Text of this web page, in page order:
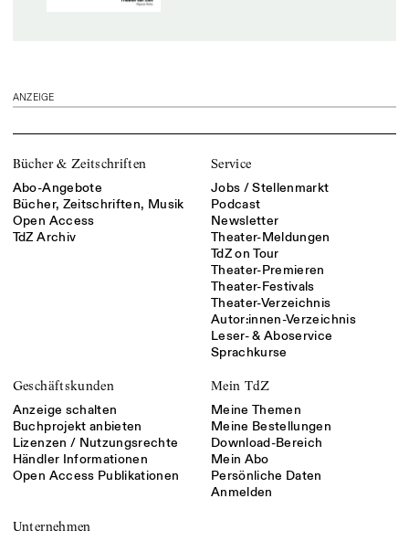
ANZEIGE
Bücher & Zeitschriften
Abo-Angebote
Bücher, Zeitschriften, Musik
Open Access
TdZ Archiv
Service
Jobs / Stellenmarkt
Podcast
Newsletter
Theater-Meldungen
TdZ on Tour
Theater-Premieren
Theater-Festivals
Theater-Verzeichnis
Autor:innen-Verzeichnis
Leser- & Aboservice
Sprachkurse
Geschäftskunden
Anzeige schalten
Buchprojekt anbieten
Lizenzen / Nutzungsrechte
Händler Informationen
Open Access Publikationen
Mein TdZ
Meine Themen
Meine Bestellungen
Download-Bereich
Mein Abo
Persönliche Daten
Anmelden
Unternehmen